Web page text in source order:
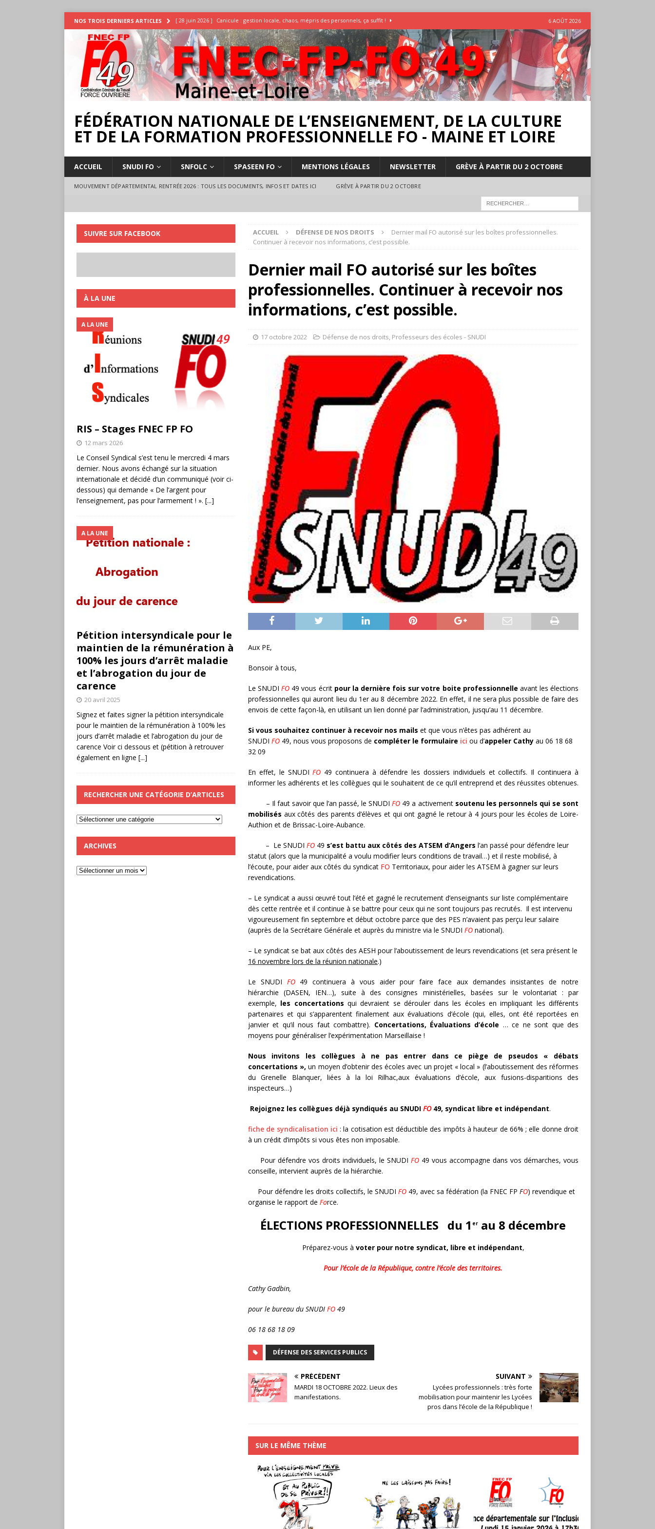
NOS TROIS DERNIERS ARTICLES [ 28 juin 2026 ] Canicule : gestion locale, chaos, mépris des personnels, ça suffit !
INTEMPÉRIES
[ 25 juin 2026 ] Enquête Températures et condition de travail dans les écoles AESH
[ 17 juillet 2026 ] Rassemblement pour la Libération du Dr Abu Safyia – pour la Palestine
18 juillet à Angers INTERPROFESSIONNEL
6 AOÛT 2026
FÉDÉRATION NATIONALE DE L’ENSEIGNEMENT, DE LA CULTURE
ET DE LA FORMATION PROFESSIONNELLE FO - MAINE ET LOIRE
ACCUEIL SNUDI FO SNFOLC SPASEEN FO MENTIONS LÉGALES NEWSLETTER GRÈVE À PARTIR DU 2 OCTOBRE
MOUVEMENT DÉPARTEMENTAL RENTRÉE 2026 : TOUS LES DOCUMENTS, INFOS ET DATES ICI GRÈVE À PARTIR DU 2 OCTOBRE
ACCUEIL DÉFENSE DE NOS DROITS
Dernier mail FO autorisé sur les boîtes professionnelles.
Continuer à recevoir nos informations, c’est possible.
Dernier mail FO autorisé sur les boîtes
professionnelles. Continuer à recevoir nos
informations, c’est possible.
17 octobre 2022 Défense de nos droits, Professeurs des écoles - SNUDI
Aux PE,
Bonsoir à tous,
Le SNUDI FO 49 vous écrit pour la dernière fois sur votre boite professionnelle avant les élections
professionnelles qui auront lieu du 1er au 8 décembre 2022. En effet, il ne sera plus possible de faire des
envois de cette façon-là, en utilisant un lien donné par l’administration, jusqu’au 11 décembre.
Si vous souhaitez continuer à recevoir nos mails et que vous n’êtes pas adhérent au
SNUDI FO49, nous vous proposons de compléter le formulaire ici ou d’appeler Cathyau 06 18 68
32 09
En effet, le SNUDI FO 49 continuera à défendre les dossiers individuels et collectifs. Il continuera à
informer les adhérents et les collègues qui le souhaitent de ce qu’il entreprend et des réussites obtenues.
– Il faut savoir que l’an passé, le SNUDI FO 49 a activement soutenu les personnels qui se sont
mobilisés aux côtés des parents d’élèves et qui ont gagné le retour à 4 jours pour les écoles de Loire-
Authion et de Brissac-Loire-Aubance.
– Le SNUDI FO 49 s’est battu aux côtés des ATSEM d’Angers l’an passé pour défendre leur
statut (alors que la municipalité a voulu modifier leurs conditions de travail…) et il reste mobilisé, à
l’écoute, pour aider aux côtés du syndicat FO Territoriaux, pour aider les ATSEM à gagner sur leurs
revendications.
– Le syndicat a aussi œuvré tout l’été et gagné le recrutement d’enseignants sur liste complémentaire
dès cette rentrée et il continue à se battre pour ceux qui ne sont toujours pas recrutés. Il est intervenu
vigoureusement fin septembre et début octobre parce que des PES n’avaient pas perçu leur salaire
(auprès de la Secrétaire Générale et auprès du ministre via le SNUDI FO national).
– Le syndicat se bat aux côtés des AESH pour l’aboutissement de leurs revendications (et sera présent le
16 novembre lors de la réunion nationale.)
Le SNUDI FO 49 continuera à vous aider pour faire face aux demandes insistantes de notre
hiérarchie (DASEN, IEN…), suite à des consignes ministérielles, basées sur le volontariat : par
exemple, les concertations qui devraient se dérouler dans les écoles en impliquant les différents
partenaires et qui s’apparentent finalement aux évaluations d’école (qui, elles, ont été reportées en
janvier et qu’il nous faut combattre). Concertations, Évaluations d’école … ce ne sont que des
moyens pour généraliser l’expérimentation Marseillaise !
Nous invitons les collègues à ne pas entrer dans ce piège de pseudos « débats
concertations », un moyen d’obtenir des écoles avec un projet « local » (l’aboutissement des réformes
du Grenelle Blanquer, liées à la loi Rilhac,aux évaluations d’école, aux fusions-disparitions des
inspecteurs…)
Rejoignez les collègues déjà syndiqués au SNUDI FO49, syndicat libre et indépendant.
fiche de syndicalisation ici: la cotisation est déductible des impôts à hauteur de 66% ; elle donne droit
à un crédit d’impôts si vous êtes non imposable.
Pour défendre vos droits individuels, le SNUDI FO49 vous accompagne dans vos démarches, vous
conseille, intervient auprès de la hiérarchie.
Pour défendre les droits collectifs, le SNUDI FO49, avec sa fédération (la FNEC FP FO) revendique et
organise le rapport de Force.
ÉLECTIONS PROFESSIONNELLES du 1 er au 8 décembre
Préparez-vous à voter pour notre syndicat, libre et indépendant,
Pour l’école de la République, contre l’école des territoires.
Cathy Gadbin,
pour le bureau du SNUDI FO49
06 18 68 18 09
DÉFENSE DES SERVICES PUBLICS
PRÉCÉDENT
MARDI 18 OCTOBRE 2022. Lieux des
manifestations.
SUIVANT
Lycées professionnels : très forte
mobilisation pour maintenir les Lycées
pros dans l’école de la République !
SUR LE MÊME THÈME
SUIVRE SUR FACEBOOK
À LA UNE
RIS – Stages FNEC FP FO
A LA UNE
12 mars 2026
Le Conseil Syndical s’est tenu le mercredi 4 mars
dernier. Nous avons échangé sur la situation
internationale et décidé d’un communiqué (voir ci-
dessous) qui demande « De l’argent pour
l’enseignement, pas pour l’armement ! ». [...]
Pétition intersyndicale pour le
maintien de la rémunération à
100% les jours d’arrêt maladie
et l’abrogation du jour de
carence
A LA UNE
20 avril 2025
Signez et faites signer la pétition intersyndicale
pour le maintien de la rémunération à 100% les
jours d’arrêt maladie et l’abrogation du jour de
carence Voir ci dessous et (pétition à retrouver
également en ligne [...]
RECHERCHER UNE CATÉGORIE D’ARTICLES
ARCHIVES